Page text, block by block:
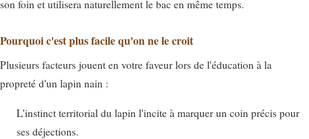
son foin et utilisera naturellement le bac en même temps.
Pourquoi c'est plus facile qu'on ne le croit
Plusieurs facteurs jouent en votre faveur lors de l'éducation à la
propreté d'un lapin nain :
L'instinct territorial du lapin l'incite à marquer un coin précis pour
ses déjections.